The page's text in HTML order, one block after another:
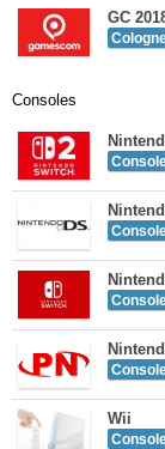
GC
Consoles
Wii